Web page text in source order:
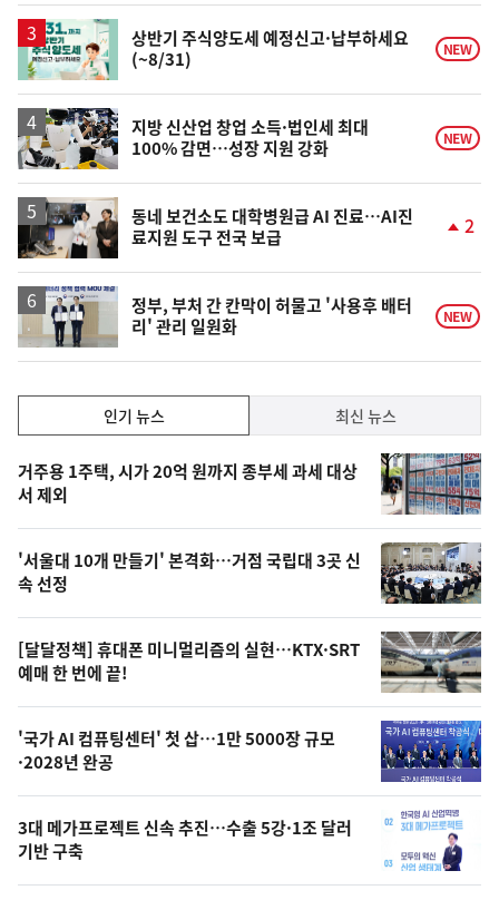
하
락
상반기 주식양도세 예정신고·납부하세요
(~8/31)
NEW
지방 신산업 창업 소득·법인세 최대
100% 감면…성장 지원 강화
NEW
동네 보건소도 대학병원급 AI 진료…AI진
료지원 도구 전국 보급
상
승
2
정부, 부처 간 칸막이 허물고 '사용후 배터
리' 관리 일원화
NEW
기,
최
신,
오
늘
의
영
상
오
의
사
진
인기 뉴스 최신 뉴스
인
기
뉴
스
거주용 1주택, 시가 20억 원까지 종부세 과세 대상
서 제외
'서울대 10개 만들기' 본격화…거점 국립대 3곳 신
속 선정
[달달정책] 휴대폰 미니멀리즘의 실현…KTX·SRT
예매 한 번에 끝!
'국가 AI 컴퓨팅센터' 첫 삽…1만 5000장 규모
·2028년 완공
3대 메가프로젝트 신속 추진…수출 5강·1조 달러
기반 구축